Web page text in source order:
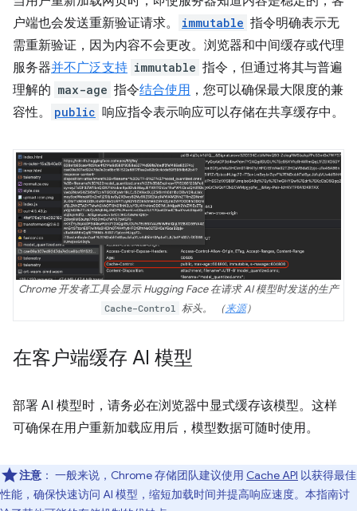
户端也会发送重新验证请求。
immutable 指令明确表示无
需重新验证，因为内容不会更改。浏览器和中间缓存或代理
服务器并不广泛支持 immutable 指令，但通过将其与普遍
理解的 max-age 指令结合使用 ，您可以确保最大限度的兼
容性。
public 响应指令表示响应可以存储在共享缓存中。
Chrome 开发者工具会显示 Hugging Face 在请求 AI 模型时发送的生产
Cache-Control 标头。 （来源）
在客户端缓存 AI 模型
部署 AI 模型时，请务必在浏览器中显式缓存该模型。这样
可确保在用户重新加载应用后，模型数据可随时使用。
注意 ： 一般来说，Chrome 存储团队建议使用 Cache API 以获得最佳
性能，确保快速访问 AI 模型，缩短加载时间并提高响应速度。本指南讨